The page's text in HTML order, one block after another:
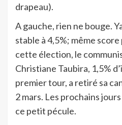
drapeau).
A gauche, rien ne bouge.
stable à 4,5%; même
cette élection, le
Christiane Taubira, 1,5%
premier tour, a retiré sa
2 mars. Les prochains
ce petit pécule.